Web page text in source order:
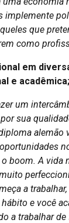
implemente
que
como
em
e acadêmica;
um
sua
alemão
boom. A vida
a trabalhar,
e você
a trabalhar